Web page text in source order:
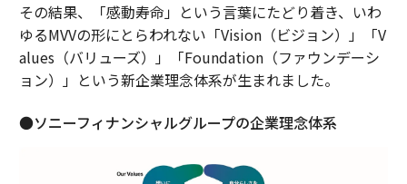
その結果、「感動寿命」という言葉にたどり着き、いわ
ゆるMVVの形にとらわれない「Vision（ビジョン）」「V
alues（バリューズ）」「Foundation（ファウンデーシ
ョン）」という新企業理念体系が生まれました。
●ソニーフィナンシャルグループの企業理念体系